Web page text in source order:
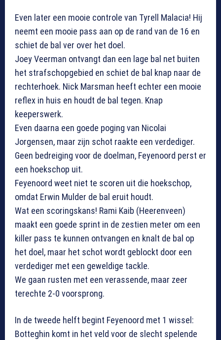
Even later een mooie controle van Tyrell Malacia! Hij
neemt een mooie pass aan op de rand van de 16 en
schiet de bal ver over het doel.
Joey Veerman ontvangt dan een lage bal net buiten
het strafschopgebied en schiet de bal knap naar de
rechterhoek. Nick Marsman heeft echter een mooie
reflex in huis en houdt de bal tegen. Knap
keeperswerk.
Even daarna een goede poging van Nicolai
Jorgensen, maar zijn schot raakte een verdediger.
Geen bedreiging voor de doelman, Feyenoord perst er
een hoekschop uit.
Feyenoord weet niet te scoren uit die hoekschop,
omdat Erwin Mulder de bal eruit houdt.
Wat een scoringskans! Rami Kaib (Heerenveen)
maakt een goede sprint in de zestien meter om een
killer pass te kunnen ontvangen en knalt de bal op
het doel, maar het schot wordt geblockt door een
verdediger met een geweldige tackle.
We gaan rusten met een verassende, maar zeer
terechte 2-0 voorsprong.
In de tweede helft begint Feyenoord met 1 wissel:
Botteghin komt in het veld voor de slecht spelende